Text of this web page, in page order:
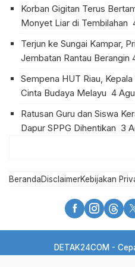
Korban Gigitan Terus
Monyet Liar di Tembilahan
Terjun ke Sungai Kampar,
Jembatan Rantau Berangin
Sempena HUT Riau,
Cinta Budaya Melayu 4
Ratusan Guru dan Siswa
Dapur SPPG Dihentikan 3
BerandaDisclaimerKebijakan
DETAK24COM -